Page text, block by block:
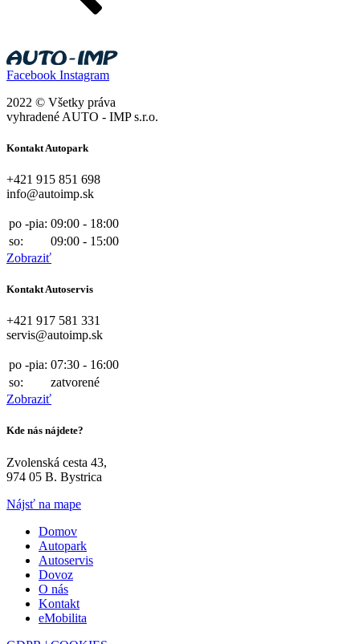
Facebook Instagram
2022 © Všetky práva
vyhradené AUTO - IMP s.r.o.
Kontakt Autopark
+421 915 851 698
info@autoimp.sk
po -pia: 09:00 - 18:00
so:
09:00 - 15:00
Zobraziť
Kontakt Autoservis
+421 917 581 331
servis@autoimp.sk
po -pia: 07:30 - 16:00
so:
zatvorené
Zobraziť
Kde nás nájdete?
Zvolenská cesta 43,
974 05 B. Bystrica
Nájsť na mape
Domov
Autopark
Autoservis
Dovoz
O nás
Kontakt
eMobilita